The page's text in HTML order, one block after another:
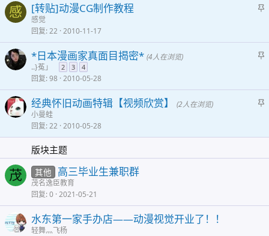
感 [转贴]动漫CG制作教程
感觉
回复 22 2010-11-17
*日本漫画家真面目揭密* (4人在浏览)
..}菟」 2 3 4
回复 98 2010-05-28
经典怀旧动画特辑【视频欣赏】 (2人在浏览)
小曼蛙
回复 22 2010-05-28
版块主题
茂 其他 高三毕业生兼职群
茂名逸臣教育
回复 0 2021-05-21
水东第一家手办店――动漫视觉开业了！！
轻舞灬飞杨